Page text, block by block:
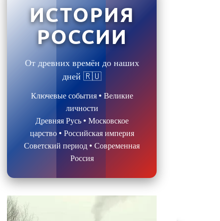
ИСТОРИЯ
РОССИИ
От древних времён до наших
дней 🇷🇺
Ключевые события • Великие
личности
Древняя Русь • Московское
царство • Российская империя
Советский период • Современная
Россия